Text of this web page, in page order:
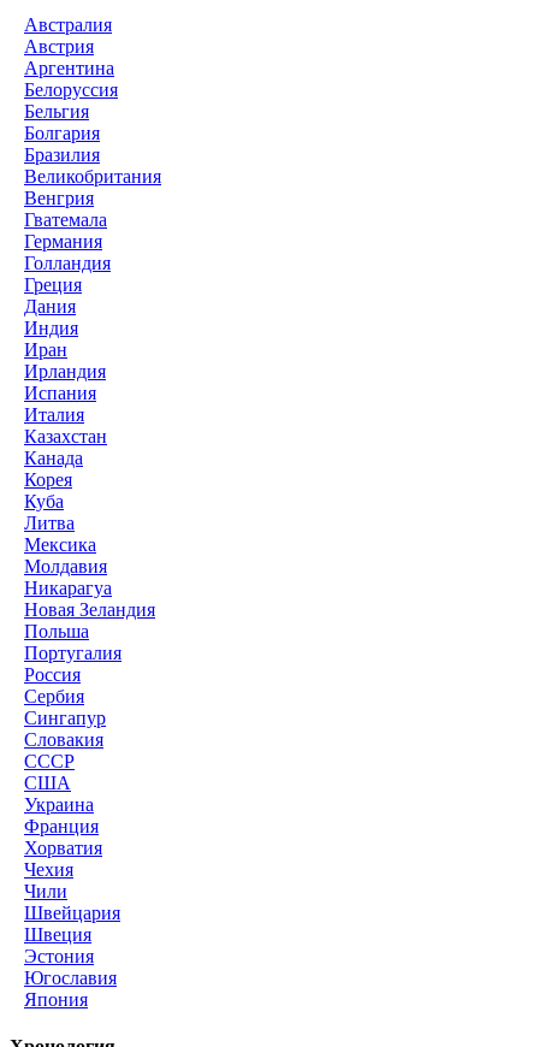
Австралия
Австрия
Аргентина
Белоруссия
Бельгия
Болгария
Бразилия
Великобритания
Венгрия
Гватемала
Германия
Голландия
Греция
Дания
Индия
Иран
Ирландия
Испания
Италия
Казахстан
Канада
Корея
Куба
Литва
Мексика
Молдавия
Никарагуа
Новая Зеландия
Польша
Португалия
Россия
Сербия
Сингапур
Словакия
СССР
США
Украина
Франция
Хорватия
Чехия
Чили
Швейцария
Швеция
Эстония
Югославия
Япония